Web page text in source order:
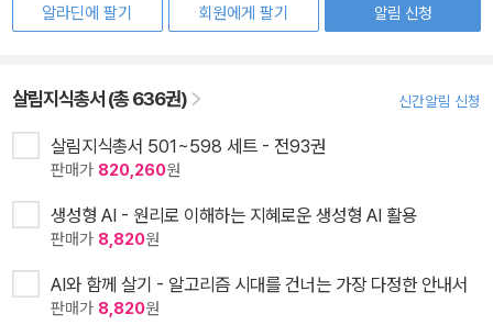
알라딘에 팔기
회원에게 팔기
알림 신청
살림지식총서 (총 636권) 신간알림 신청
살림지식총서 501~598 세트 - 전93권
판매가 820,260원
생성형 AI - 원리로 이해하는 지혜로운 생성형 AI 활용
판매가 8,820원
AI와 함께 살기 - 알고리즘 시대를 건너는 가장 다정한 안내서
판매가 8,820원